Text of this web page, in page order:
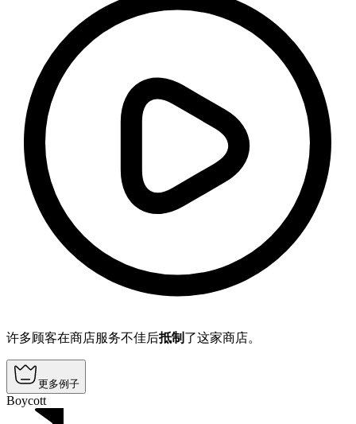
许多顾客在商店服务不佳后抵制 了这家商店。
更多例子
Boycott